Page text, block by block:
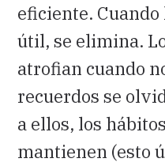
eficiente. Cuando
útil, se elimina.
atrofian cuando
recuerdos se
a ellos, los
mantienen (esto